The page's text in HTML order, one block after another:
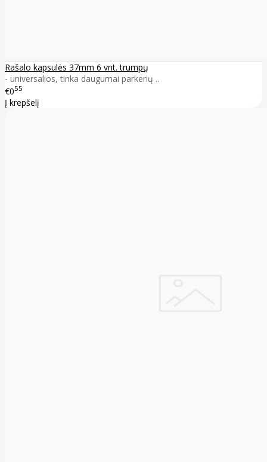
Rašalo kapsulės 37mm 6 vnt. trumpų
- universalios, tinka daugumai parkerių ..
€055
Į krepšelį